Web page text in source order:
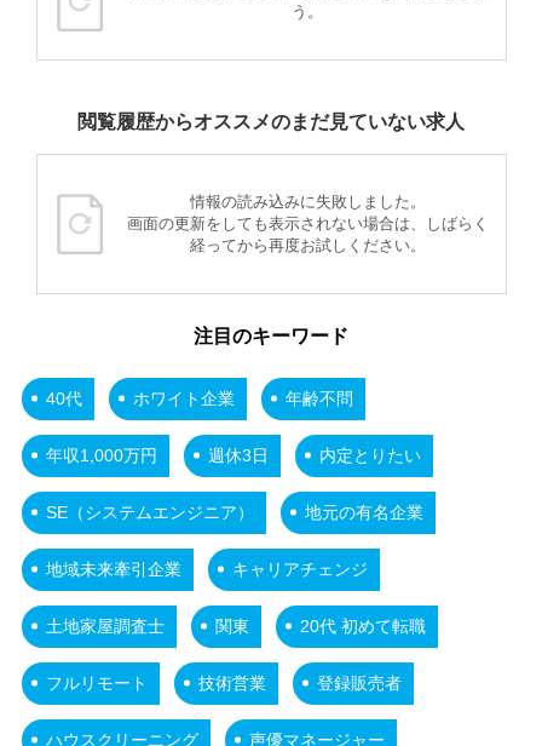
う。
閲覧履歴からオススメのまだ見ていない求人
情報の読み込みに失敗しました。
画面の更新をしても表示されない場合は、しばらく
経ってから再度お試しください。
注目のキーワード
40代 ホワイト企業 年齢不問
年収1,000万円 週休3日 内定とりたい
SE（システムエンジニア） 地元の有名企業
地域未来牽引企業 キャリアチェンジ
土地家屋調査士 関東 20代 初めて転職
フルリモート 技術営業 登録販売者
ハウスクリーニング 声優マネージャー